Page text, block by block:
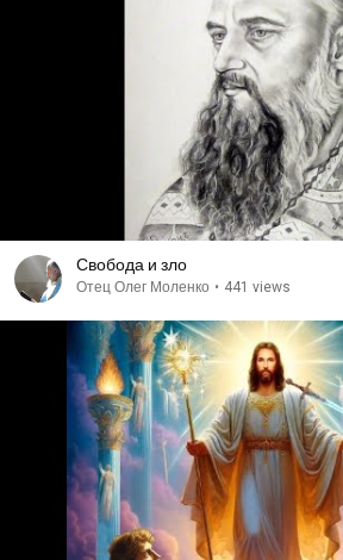
Свобода и зло
Отец Олег Моленко • 441 views